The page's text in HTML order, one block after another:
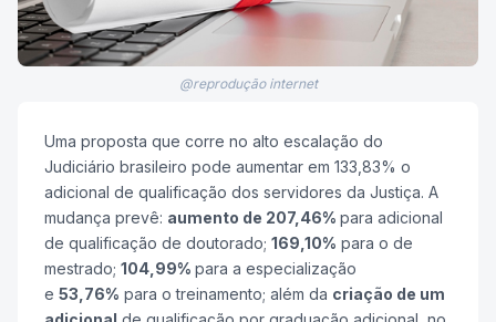
@reprodução internet
Uma proposta que corre no alto escalação do
Judiciário brasileiro pode aumentar em 133,83% o
adicional de qualificação dos servidores da Justiça. A
mudança prevê: aumento de 207,46% para adicional
de qualificação de doutorado; 169,10% para o de
mestrado; 104,99% para a especialização
e 53,76% para o treinamento; além da criação de um